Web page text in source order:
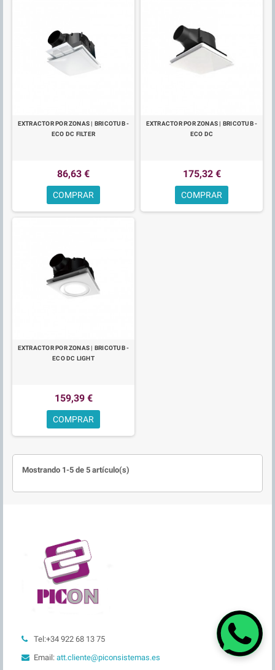
EXTRACTOR POR ZONAS | BRICOTUB -
ECO DC FILTER
86,63 €
COMPRAR
EXTRACTOR POR ZONAS | BRICOTUB -
ECO DC
175,32 €
COMPRAR
EXTRACTOR POR ZONAS | BRICOTUB -
ECO DC LIGHT
159,39 €
COMPRAR
Mostrando 1-5 de 5 artículo(s)
Tel:+34 922 68 13 75
Email: att.cliente@piconsistemas.es